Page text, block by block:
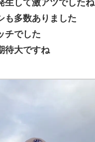
生して激アツでしたね
も多数ありました
チでした
待大ですね